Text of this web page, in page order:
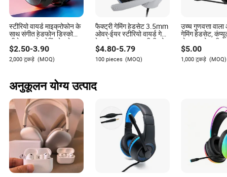
स्टीरियो वायर्ड माइक्रोफोन के
साथ संगीत हेडफोन डिस्को
डीजे इयरफोन गेमिंग हेडसेट
$2.50-3.90
2,000 टुकड़े (MOQ)
फैक्ट्री गेमिंग हेडसेट 3.5mm
ओवर-ईयर स्टीरियो वायर्ड गेम
हेडफोन PS4/PS5 पीसी फोन
के लिए
$4.80-5.79
100 pieces (MOQ)
उच्च गुणवत्ता
गेमिंग हेडसेट,
मोबाइल फोन/
संगत 4/xBox
$5.00
1,000 टुकड़े (MOQ)
अनुकूलन योग्य उत्पाद